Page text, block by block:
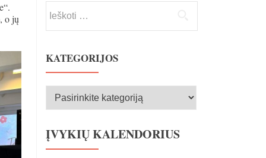
o jų
KATEGORIJOS
Kategorijos
ĮVYKIŲ KALENDORIUS